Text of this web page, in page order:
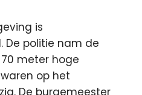
is
politie nam de
meter hoge
op het
De burgemeester